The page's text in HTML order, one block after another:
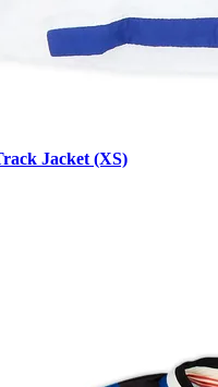
Jacket (XS)